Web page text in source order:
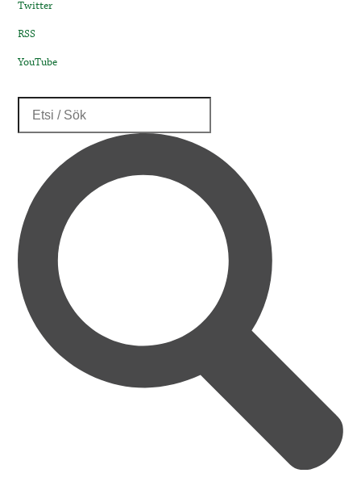
Twitter
RSS
YouTube